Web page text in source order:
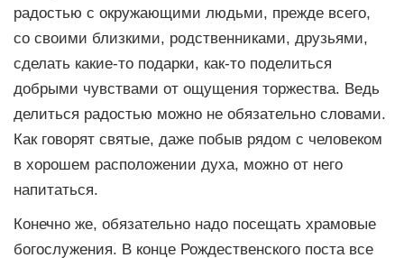
радостью с окружающими людьми, прежде всего,
со своими близкими, родственниками, друзьями,
сделать какие-то подарки, как-то поделиться
добрыми чувствами от ощущения торжества. Ведь
делиться радостью можно не обязательно словами.
Как говорят святые, даже побыв рядом с человеком
в хорошем расположении духа, можно от него
напитаться.
Конечно же, обязательно надо посещать храмовые
богослужения. В конце Рождественского поста все